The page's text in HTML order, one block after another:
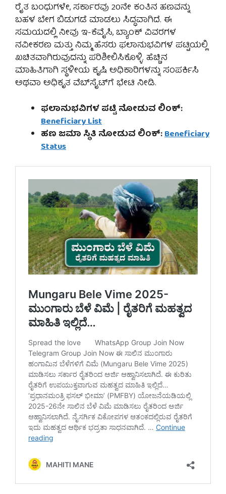
ರೈತ ಬಂಧುಗಳೇ, ಸರ್ಕಾರವು 20ನೇ ಕಂತಿನ ಹಣವನ್ನು
ಬಹಳ ಬೇಗ ಬಿಡುಗಡೆ ಮಾಡಲು ಸಿದ್ಧವಾಗಿದೆ. ಈ
ಸಮಯದಲ್ಲಿ ನೀವು ಇ-ಕೆವೈಸಿ, ಬ್ಯಾಂಕ್ ವಿವರಗಳ
ನವೀಕರಣ ಮತ್ತು ನಿಮ್ಮ ಹೆಸರು ಫಲಾನುಭವಿಗಳ ಪಟ್ಟಿಯಲ್ಲಿ
ಖಚಿತವಾಗಿರುವುದನ್ನು ಪರಿಶೀಲಿಸಿಕೊಳ್ಳಿ. ಹೆಚ್ಚಿನ
ಮಾಹಿತಿಗಾಗಿ ಸ್ಥಳೀಯ ಕೃಷಿ ಅಧಿಕಾರಿಗಳನ್ನು ಸಂಪರ್ಕಿಸಿ
ಅಥವಾ ಅಧಿಕೃತ ವೆಬ್‌ಸೈಟ್‌ಗೆ ಭೇಟಿ ನೀಡಿ.
ಫಲಾನುಭವಿಗಳ ಪಟ್ಟಿ ನೋಡುವ ಲಿಂಕ್:
Beneficiary List
ಹಣ ಜಮಾ ಸ್ಥಿತಿ ನೋಡುವ ಲಿಂಕ್:Beneficiary
Status